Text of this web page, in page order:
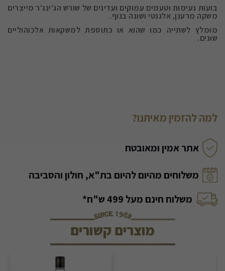
בועות נעימות וטעמים עמוקים ועדינים של שורש הג'ינג'ר מייצרים
משקה מרענן, אלגנטי ושונה בנוף.
מומלץ לשתייה כמו שהוא או כתוספת למשקאות אלכוהוליים
שונים.
למה להזמין מאיתנו?
אתר אמין ומאובטח
משלוחים מהיום להיום בת"א, חולון והסביבה
משלוח חינם מעל 499 ש"ח*
מוצרים קשורים